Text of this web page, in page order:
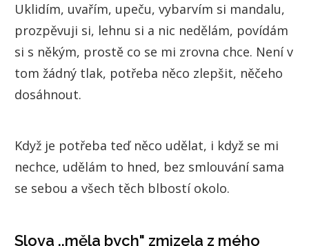
Uklidím, uvařím, upeču, vybarvím si mandalu,
prozpěvuji si, lehnu si a nic nedělám, povídám
si s někým, prostě co se mi zrovna chce. Není v
tom žádný tlak, potřeba něco zlepšit, něčeho
dosáhnout.
Když je potřeba teď něco udělat, i když se mi
nechce, udělám to hned, bez smlouvání sama
se sebou a všech těch blbostí okolo.
Slova ,,měla bych" zmizela z mého